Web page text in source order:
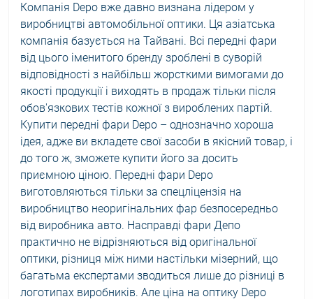
Компанія Depo вже давно визнана лідером у
виробництві автомобільної оптики. Ця азіатська
компанія базується на Тайвані. Всі передні фари
від цього іменитого бренду зроблені в суворій
відповідності з найбільш жорсткими вимогами до
якості продукції і виходять в продаж тільки після
обов'язкових тестів кожної з вироблених партій.
Купити передні фари Depo – однозначно хороша
ідея, адже ви вкладете свої засоби в якісний товар, і
до того ж, зможете купити його за досить
приємною ціною. Передні фари Depo
виготовляються тільки за спецліцензія на
виробництво неоригінальних фар безпосередньо
від виробника авто. Насправді фари Депо
практично не відрізняються від оригінальної
оптики, різниця між ними настільки мізерний, що
багатьма експертами зводиться лише до різниці в
логотипах виробників. Але ціна на оптику Depo